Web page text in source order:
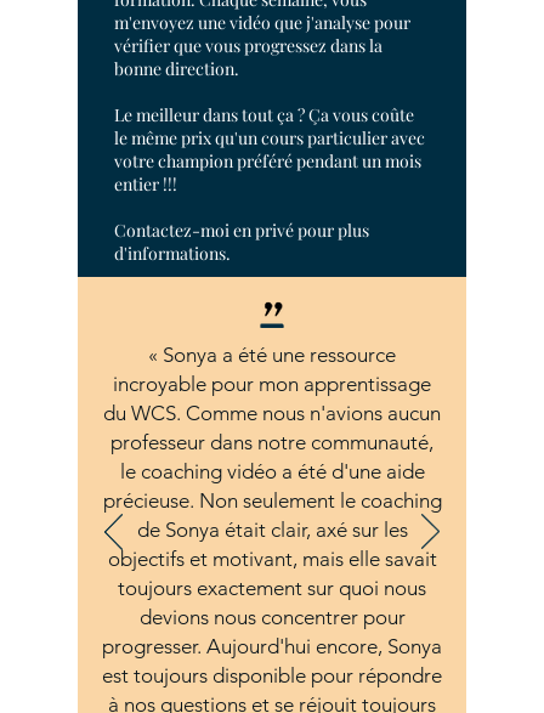
m'envoyez une vidéo que j'analyse pour
vérifier que vous progressez dans la
bonne direction.
Le meilleur dans tout ça ? Ça vous coûte
le même prix qu'un cours particulier avec
votre champion préféré pendant un mois
entier !!!
Contactez-moi en privé pour plus
d'informations.
« Sonya a été une ressource
incroyable pour mon apprentissage
du WCS. Comme nous n'avions aucun
professeur dans notre communauté,
le coaching vidéo a été d'une aide
précieuse. Non seulement le coaching
de Sonya était clair, axé sur les
objectifs et motivant, mais elle savait
toujours exactement sur quoi nous
devions nous concentrer pour
progresser. Aujourd'hui encore, Sonya
est toujours disponible pour répondre
à nos questions et se réjouit toujours